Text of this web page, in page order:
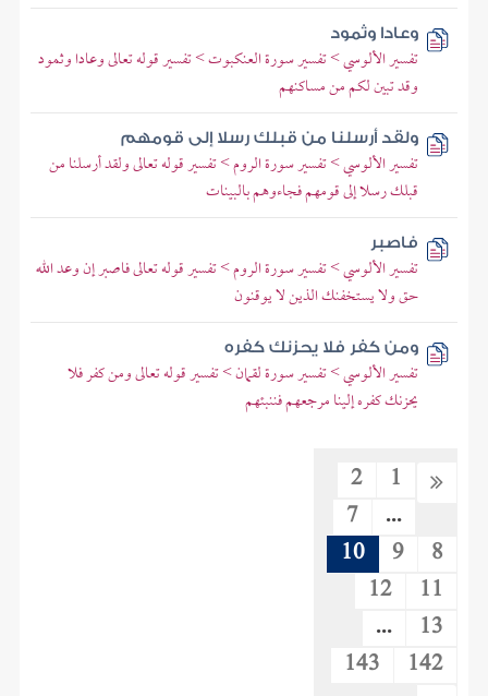
وعادا وثمود
تفسير الألوسي > تفسير سورة العنكبوت > تفسير قوله تعالى وعادا وثمود
وقد تبين لكم من مساكنهم
ولقد أرسلنا من قبلك رسلا إلى قومهم
تفسير الألوسي > تفسير سورة الروم > تفسير قوله تعالى ولقد أرسلنا من
قبلك رسلا إلى قومهم فجاءوهم بالبينات
فاصبر
تفسير الألوسي > تفسير سورة الروم > تفسير قوله تعالى فاصبر إن وعد الله
حق ولا يستخفنك الذين لا يوقنون
ومن كفر فلا يحزنك كفره
تفسير الألوسي > تفسير سورة لقمان > تفسير قوله تعالى ومن كفر فلا
يحزنك كفره إلينا مرجعهم فننبئهم
1
2
...
7
8
9
10
11
12
13
...
142
143